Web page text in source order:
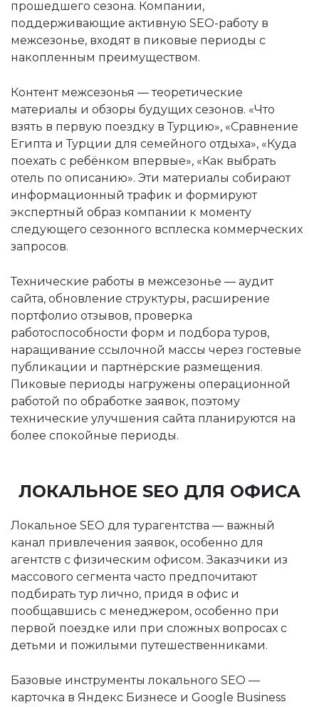
прошедшего сезона. Компании,
поддерживающие активную SEO-работу в
межсезонье, входят в пиковые периоды с
накопленным преимуществом.
Контент межсезонья — теоретические
материалы и обзоры будущих сезонов. «Что
взять в первую поездку в Турцию», «Сравнение
Египта и Турции для семейного отдыха», «Куда
поехать с ребёнком впервые», «Как выбрать
отель по описанию». Эти материалы собирают
информационный трафик и формируют
экспертный образ компании к моменту
следующего сезонного всплеска коммерческих
запросов.
Технические работы в межсезонье — аудит
сайта, обновление структуры, расширение
портфолио отзывов, проверка
работоспособности форм и подбора туров,
наращивание ссылочной массы через гостевые
публикации и партнёрские размещения.
Пиковые периоды нагружены операционной
работой по обработке заявок, поэтому
технические улучшения сайта планируются на
более спокойные периоды.
ЛОКАЛЬНОЕ SEO ДЛЯ ОФИСА
Локальное SEO для турагентства — важный
канал привлечения заявок, особенно для
агентств с физическим офисом. Заказчики из
массового сегмента часто предпочитают
подбирать тур лично, придя в офис и
пообщавшись с менеджером, особенно при
первой поездке или при сложных вопросах с
детьми и пожилыми путешественниками.
Базовые инструменты локального SEO —
карточка в Яндекс Бизнесе и Google Business